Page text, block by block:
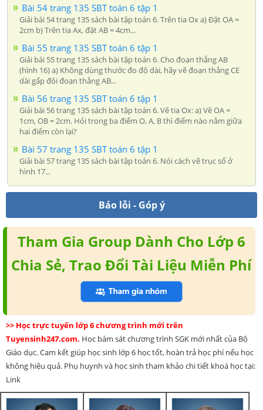
Bài 54 trang 135 SBT toán 6 tập 1
Giải bài 54 trang 135 sách bài tập toán 6. Trên tia Ox a) Đặt OA =
2cm b) Trên tia Ax, đặt AB = 4cm...
Bài 55 trang 135 SBT toán 6 tập 1
Giải bài 55 trang 135 sách bài tập toán 6. Cho đoạn thẳng AB
(hình 16) a) Không dùng thước đo độ dài, hãy vẽ đoạn thẳng CE
dài gấp đôi đoạn thẳng AB...
Bài 56 trang 135 SBT toán 6 tập 1
Giải bài 56 trang 135 sách bài tập toán 6. Vẽ tia Ox: a) Vẽ OA =
1cm, OB = 2cm. Hỏi trong ba điểm O, A, B thì điểm nào nằm giữa
hai điểm còn lại?
Bài 57 trang 135 SBT toán 6 tập 1
Giải bài 57 trang 135 sách bài tập toán 6. Nói cách vẽ trục số ở
hình 17...
Báo lỗi - Góp ý
Tham Gia Group Dành Cho Lớp 6
Chia Sẻ, Trao Đổi Tài Liệu Miễn Phí
>> Học trực tuyến lớp 6 chương trình mới trên
Tuyensinh247.com. Học bám sát chương trình SGK mới nhất của Bộ
Giáo dục. Cam kết giúp học sinh lớp 6 học tốt, hoàn trả học phí nếu học
không hiệu quả. Phụ huynh và học sinh tham khảo chi tiết khoá học tại:
Link